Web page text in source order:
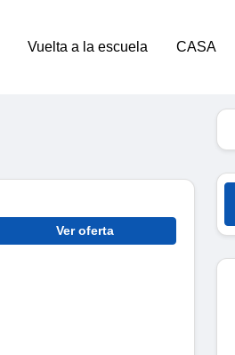
Vuelta a la escuela CASA
Ver oferta